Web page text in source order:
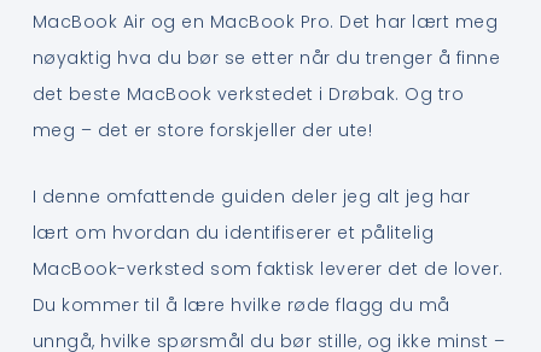
MacBook Air og en MacBook Pro. Det har lært meg
nøyaktig hva du bør se etter når du trenger å finne
det beste MacBook verkstedet i Drøbak. Og tro
meg – det er store forskjeller der ute!
I denne omfattende guiden deler jeg alt jeg har
lært om hvordan du identifiserer et pålitelig
MacBook-verksted som faktisk leverer det de lover.
Du kommer til å lære hvilke røde flagg du må
unngå, hvilke spørsmål du bør stille, og ikke minst –